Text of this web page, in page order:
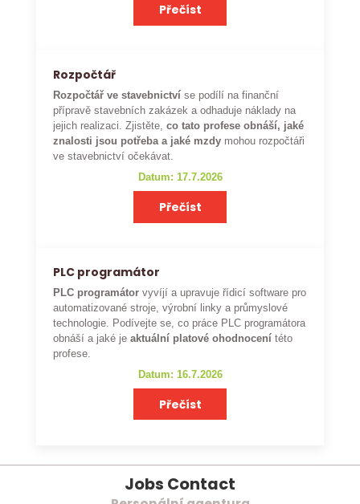
Přečíst
Rozpočtář
Rozpočtář ve stavebnictví se podílí na finanční
přípravě stavebních zakázek a odhaduje náklady na
jejich realizaci. Zjistěte,co tato profese obnáší, jaké
znalosti jsou potřeba a jaké mzdy mohou rozpočtáři
ve stavebnictví očekávat.
Datum: 17.7.2026
Přečíst
PLC programátor
PLC programátor vyvíjí a upravuje řídicí software pro
automatizované stroje, výrobní linky a průmyslové
technologie. Podívejte se, co práce PLC programátora
obnáší a jaké je aktuální platové ohodnocení této
profese.
Datum: 16.7.2026
Přečíst
Jobs Contact